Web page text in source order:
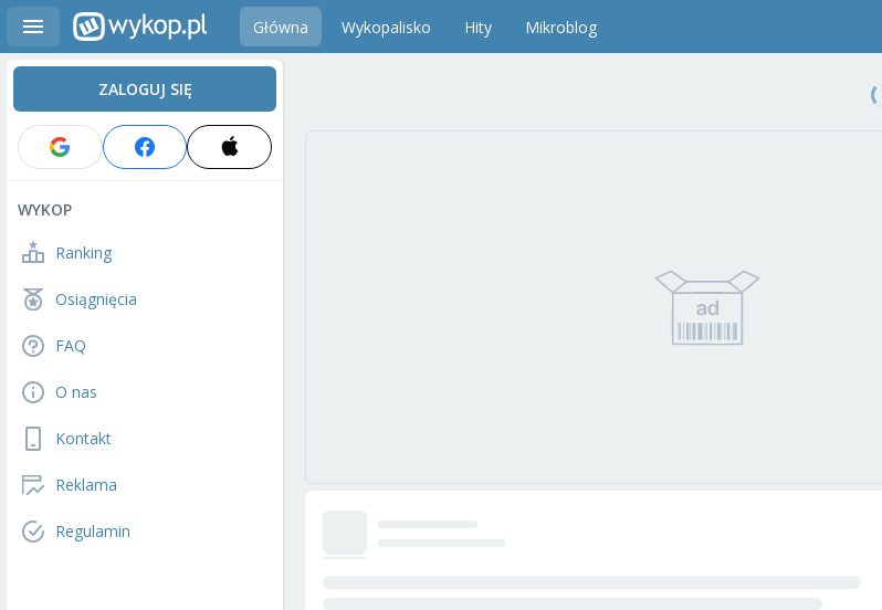
Główna Wykopalisko Hity Mikroblog
ZALOGUJ SIĘ
WYKOP
Ranking
Osiągnięcia
FAQ
O nas
Kontakt
Reklama
Regulamin